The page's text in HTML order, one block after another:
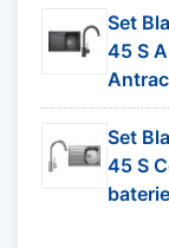
dřezu,
montáže i
konkrétní
kompletní
Zobrazit
Set
45 S
Set
45 S